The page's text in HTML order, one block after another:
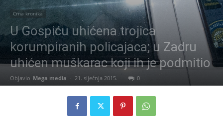
Crna kronika
U Gospiću uhićena trojica
korumpiranih policajaca; u Zadru
uhićen muškarac koji ih je podmitio
Objavio Mega media - 21. siječnja 2015. 0